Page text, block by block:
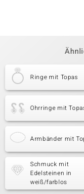
Ringe mit Topas
Ohrringe mit
Armbänder mit
Schmuck mit
Edelsteinen in
weiß/farblos